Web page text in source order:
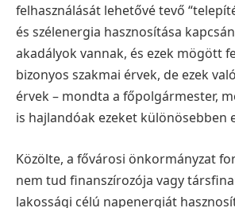
felhasználását lehetővé tevő
és szélenergia hasznosítása
akadályok vannak, és ezek mögött
bizonyos szakmai érvek, de ezek
érvek – mondta a főpolgármester,
is hajlandóak ezeket különösebben
Közölte, a fővárosi önkormányzat
nem tud finanszírozója vagy
lakossági célú napenergiát